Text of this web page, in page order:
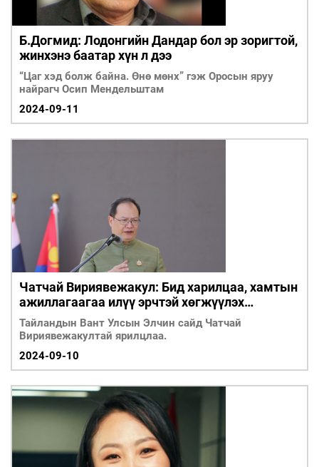
Б.Догмид: Лодонгийн Дандар бол эр зоригтой,
жинхэнэ баатар хүн л дээ
“Цаг хэд болж байна. Өнө мөнх” гэж Оросын яруу
найрагч Осип Мендельштам
2024-09-11
Чатчай Вириявежакул: Бид харилцаа, хамтын
ажиллагаагаа илүү эрчтэй хөгжүүлэх
боломжтой
Тайландын Вант Улсын Элчин сайд Чатчай
Вириявежакултай ярилцлаа.
2024-09-10